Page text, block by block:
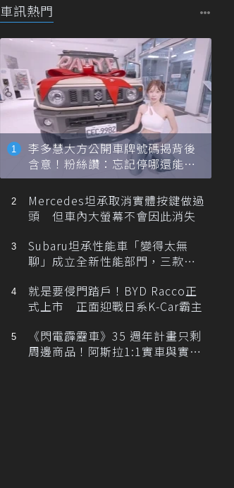
車訊熱門
李多慧大方公開車牌號碼揭背後
含意！粉絲讚：忘記停哪還能幫
忙找車
Mercedes坦承取消實體按鍵做過
頭 但車內大螢幕不會因此消失
Subaru坦承性能車「變得太無
聊」成立全新性能部門，三款手
就是要侵門踏戶！BYD Racco正
式上市 正面迎戰日系K-Car霸主
《閃電霹靂車》35 週年計畫只剩
周邊商品！阿斯拉1:1實車與實體